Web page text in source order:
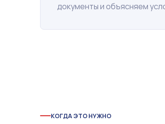
документы и объясняем
КОГДА ЭТО НУЖНО